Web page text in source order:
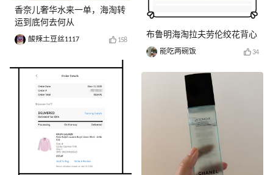
香奈儿奢华水来一单，海淘转
运到底何去何从
酸辣土豆丝1117 158
布鲁明海淘拉夫劳伦绞花背心
能吃两碗饭 34